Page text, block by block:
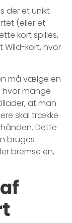
der et unikt
(eller et
kort spilles,
Wild-kort, hvor
må vælge en
hvor mange
at man
skal trække
Dette
bruges
bremse en,